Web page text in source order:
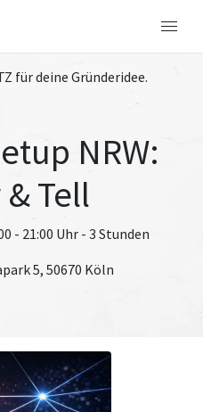
für deine Gründeridee.
NRW:
Tell
- 21:00 Uhr - 3 Stunden
5, 50670 Köln